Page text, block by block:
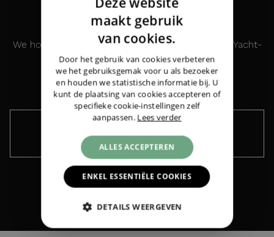
HORLOGE?
We houden u graag op de hoogte over de Rolex Yacht-
Master 42 Titanium NEW '26
Houd me op de hoogte ›
RolexYacht-Master 42 Titanium NEW '26
€ 24.350,-
GERMAN
maakt gebruik
van cookies.
Door het gebruik van cookies verbeteren
we het gebruiksgemak voor u als bezoeker
en houden we statistische informatie bij. U
kunt de plaatsing van cookies accepteren of
specifieke cookie-instellingen zelf
aanpassen. Lees verder
ALLES ACCEPTEREN
ENKEL ESSENTIËLE COOKIES
DETAILS WEERGEVEN